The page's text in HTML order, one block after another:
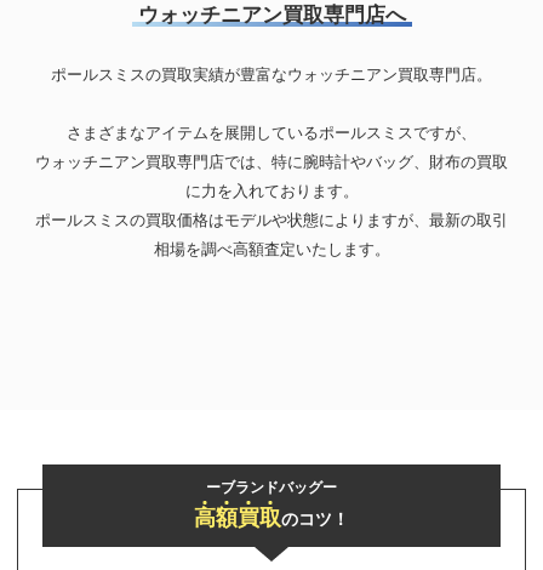
査定方法
お役立ち情報
ウォッチニアン買取専門店へ
ポールスミスの買取実績が豊富なウォッチニアン買取専門店。
さまざまなアイテムを展開しているポールスミスですが、
ウォッチニアン買取専門店では、特に腕時計やバッグ、財布の買取
に力を入れております。
ポールスミスの買取価格はモデルや状態によりますが、最新の取引
相場を調べ高額査定いたします。
ーブランドバッグー
高額買取のコツ！